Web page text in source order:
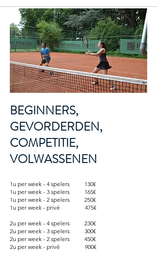
BEGINNERS,
GEVORDERDEN,
COMPETITIE,
VOLWASSENEN
1u per week - 4 spelers 130€
1u per week - 3 spelers 165€
1u per week - 2 spelers 250€
1u per week - privé 475€
2u per week - 4 spelers 230€
2u per week - 3 spelers 300€
2u per week - 2 spelers 450€
2u per week - privé 900€